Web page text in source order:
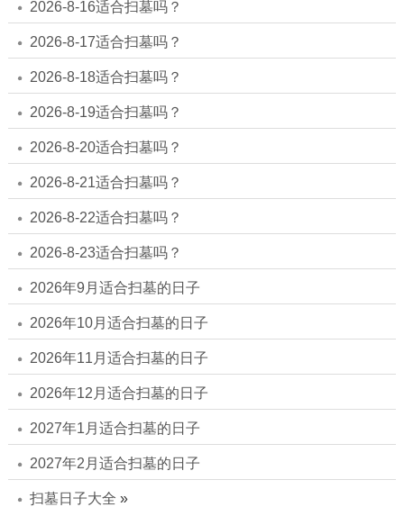
2026-8-16适合扫墓吗？
2026-8-17适合扫墓吗？
2026-8-18适合扫墓吗？
2026-8-19适合扫墓吗？
2026-8-20适合扫墓吗？
2026-8-21适合扫墓吗？
2026-8-22适合扫墓吗？
2026-8-23适合扫墓吗？
2026年9月适合扫墓的日子
2026年10月适合扫墓的日子
2026年11月适合扫墓的日子
2026年12月适合扫墓的日子
2027年1月适合扫墓的日子
2027年2月适合扫墓的日子
扫墓日子大全 »